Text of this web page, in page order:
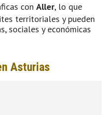
con Aller, lo que
territoriales y pueden
sociales y económicas